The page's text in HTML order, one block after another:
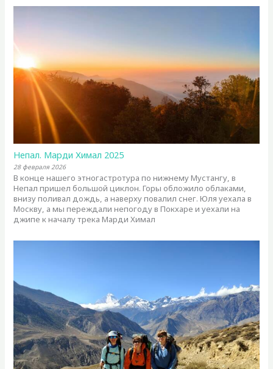
Непал. Марди Химал 2025
28 февраля 2026
В конце нашего этногастротура по нижнему Мустангу, в
Непал пришел большой циклон. Горы обложило облаками,
внизу поливал дождь, а наверху повалил снег. Юля уехала в
Москву, а мы переждали непогоду в Покхаре и уехали на
джипе к началу трека Марди Химал